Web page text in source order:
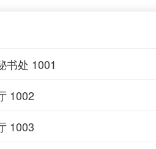
书处 1001
1002
1003